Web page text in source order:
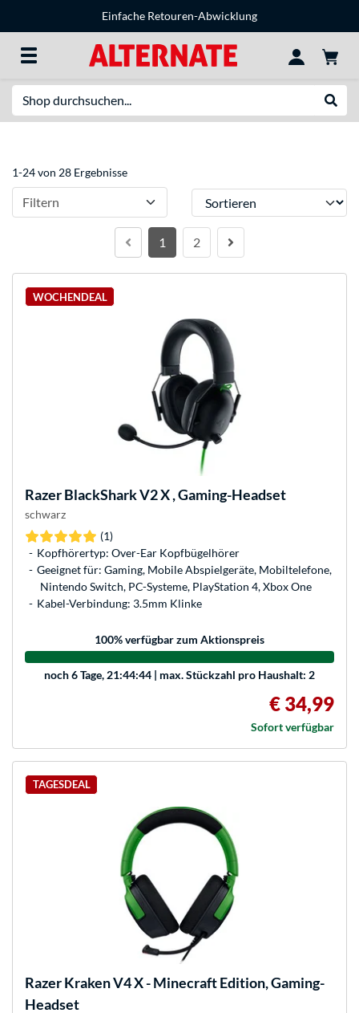
Einfache Retouren-Abwicklung
1-24 von 28 Ergebnisse
Filtern Sortieren
1 2
WOCHENDEAL
RazerBlackShark V2 X , Gaming-Headset
schwarz
(1)
Kopfhörertyp: Over-Ear Kopfbügelhörer
Geeignet für: Gaming, Mobile Abspielgeräte, Mobiltelefone,
Nintendo Switch, PC-Systeme, PlayStation 4, Xbox One
Kabel-Verbindung: 3.5mm Klinke
100% verfügbar zum Aktionspreis
noch6 Tage, 21:44:44 | max. Stückzahl pro Haushalt: 2
€ 34,99
Sofort verfügbar
TAGESDEAL
RazerKraken V4 X - Minecraft Edition, Gaming-
Headset